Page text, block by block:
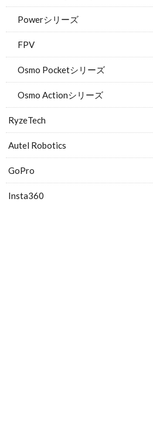
Powerシリーズ
FPV
Osmo Pocketシリーズ
Osmo Actionシリーズ
RyzeTech
Autel Robotics
GoPro
Insta360